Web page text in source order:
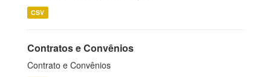
CSV
Contratos e Convênios
Contrato e Convênios